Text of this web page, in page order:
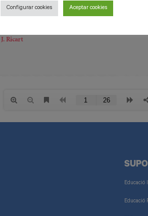
Educació
Educació
Configurar cookies Aceptar cookies